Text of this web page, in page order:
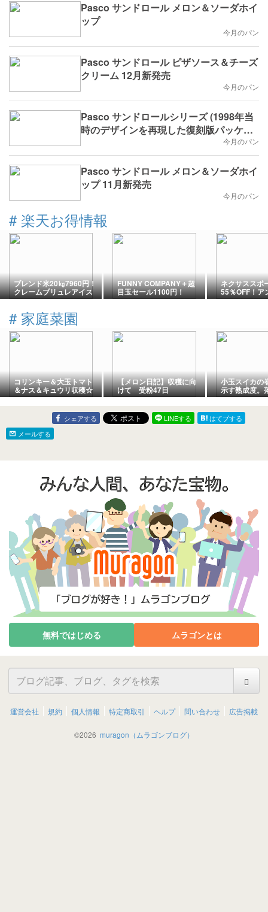
Pasco サンドロール メロン＆ソーダホイ
ップ
今月のパン
Pasco サンドロール ピザソース＆チーズ
クリーム 12月新発売
今月のパン
Pasco サンドロールシリーズ (1998年当
時のデザインを再現した復刻版パッケー
今月のパン
Pasco サンドロール メロン＆ソーダホイ
ップ 11月新発売
今月のパン
# 楽天お得情報
ブレンド米20㎏7960円！
クレームブリュレアイス
半額！
FUNNY COMPANY＋超
目玉セール1100円！
ネクサススポ
55％OFF！ア
マー、NIKE、
# 家庭菜園
コリンキー＆大玉トマト
＆ナス＆キュウリ収穫☆
葉山農園（8月初旬）
【メロン日記】収穫に向
けて 受粉47日
小玉スイカの
示す熟成度。
秋ジャガの肥
シェアする LINEする
はてブする
メールする
無料ではじめる ムラゴンとは
運営会社 規約 個人情報 特定商取引 ヘルプ 問い合わせ 広告掲載
©2026 muragon（ムラゴンブログ）